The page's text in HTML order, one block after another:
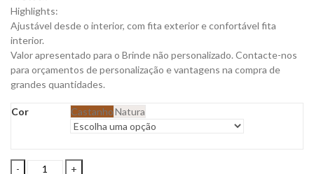
Highlights:
Ajustável desde o interior, com fita exterior e confortável fita
interior.
Valor apresentado para o Brinde não personalizado. Contacte-nos
para orçamentos de personalização e vantagens na compra de
grandes quantidades.
Cor CastanhoNatura
Chapéu